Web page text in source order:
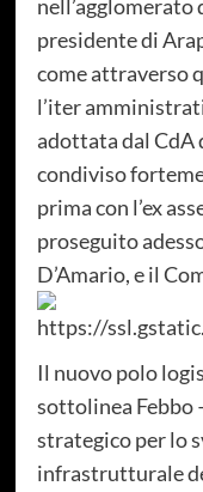
nell’agglomerato
presidente di
come attraverso
l’iter
adottata dal CdA
condiviso
prima con l’ex
proseguito
D’Amario, e il
Il nuovo polo
sottolinea Febbo
strategico per lo
infrastrutturale